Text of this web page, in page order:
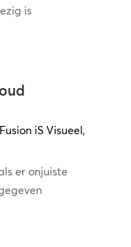
is
iS Visueel,
er onjuiste